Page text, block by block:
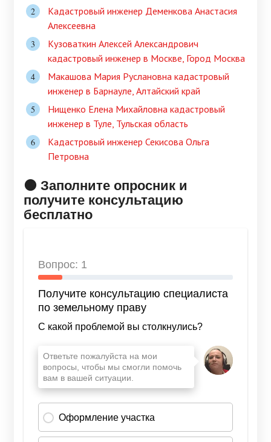
Кадастровый инженер Деменкова Анастасия
Алексеевна
Кузоваткин Алексей Александрович
кадастровый инженер в Москве, Город Москва
Макашова Мария Руслановна кадастровый
инженер в Барнауле, Алтайский край
Нищенко Елена Михайловна кадастровый
инженер в Туле, Тульская область
Кадастровый инженер Секисова Ольга
Петровна
🟠 Заполните опросник и
получите консультацию
бесплатно